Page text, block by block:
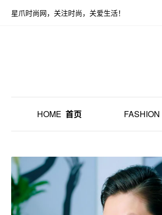
星爪时尚网，关注时尚，关爱生活！
HOME 首页 FASHION